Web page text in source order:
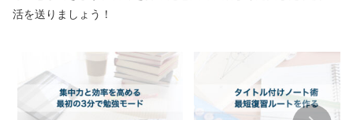
活を送りましょう！